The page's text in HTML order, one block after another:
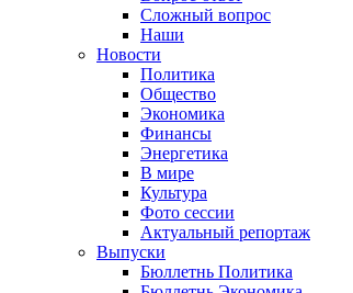
Сложный вопрос
Наши
Новости
Политика
Общество
Экономика
Финансы
Энергетика
В мире
Культура
Фото сессии
Актуальный репортаж
Выпуски
Бюллетнь Политика